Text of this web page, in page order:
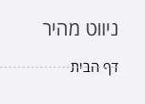
ניווט מהיר
דף הבית